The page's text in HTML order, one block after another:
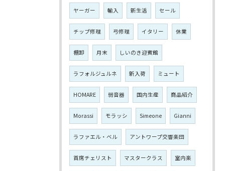
ヤーガー 輸入 新生活 セール
チップ修理 弓修理 イタリー 休業
棚卸 月末 しいのき迎賓館
ラフォルジュルネ 新入荷 ミュート
HOMARE 弱音器 国内生産 商品紹介
Morassi モラッシ Simeone Gianni
ラファエル・ベル アントワープ交響楽団
首席チェリスト マスタークラス 室内楽